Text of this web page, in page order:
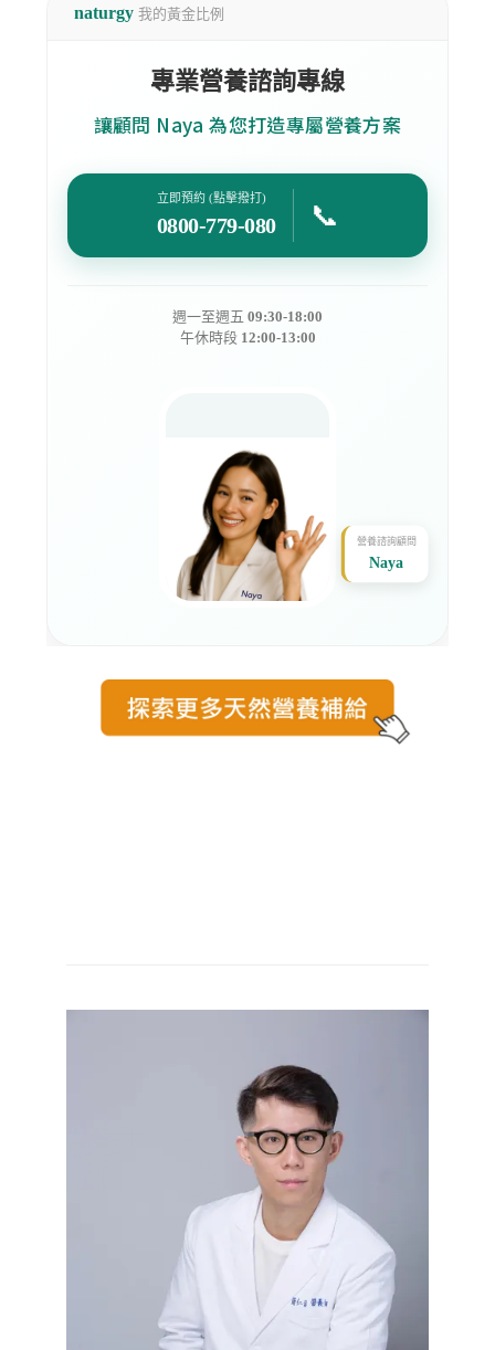
naturgy 我的黃金比例
專業營養諮詢專線
讓顧問 Naya 為您打造專屬營養方案
立即預約 (點擊撥打)
0800-779-080 📞
週一至週五 09:30-18:00
午休時段 12:00-13:00
營養諮詢顧問
Naya